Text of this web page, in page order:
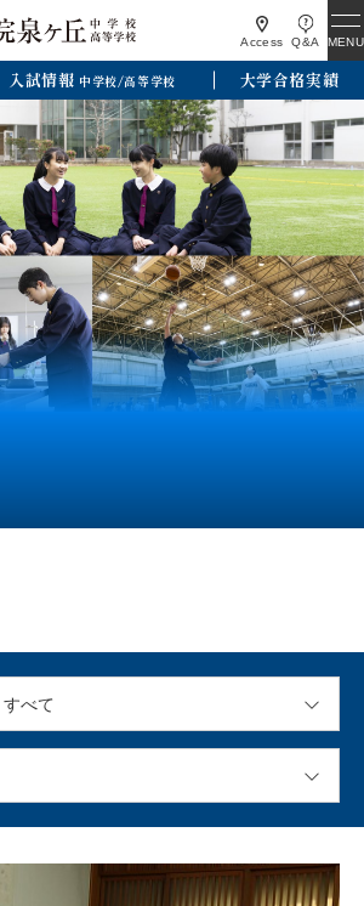
Access Q&A MENU
入試情報 中学校/高等学校 大学合格実績